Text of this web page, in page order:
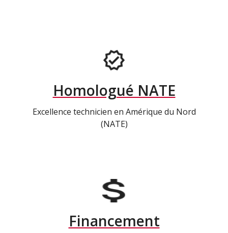
Homologué NATE
Excellence technicien en Amérique du Nord
(NATE)
Financement